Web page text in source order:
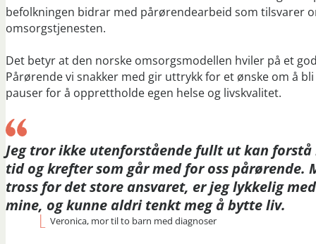
befolkningen bidrar med pårørendearbeid som tilsvarer
omsorgstjenesten.
Det betyr at den norske omsorgsmodellen hviler på et
Pårørende vi snakker med gir uttrykk for et ønske om å
pauser for å opprettholde egen helse og livskvalitet.
Jeg tror ikke utenforstående fullt ut kan forstå
tid og krefter som går med for oss pårørende.
tross for det store ansvaret, er jeg lykkelig
mine, og kunne aldri tenkt meg å bytte liv.
Veronica, mor til to barn med diagnoser